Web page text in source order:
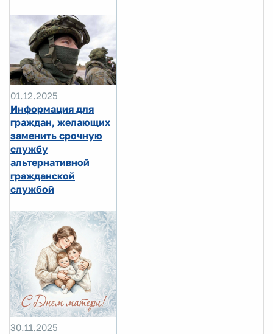
01.12.2025
Информация для
граждан, желающих
заменить срочную
службу
альтернативной
гражданской
службой
30.11.2025